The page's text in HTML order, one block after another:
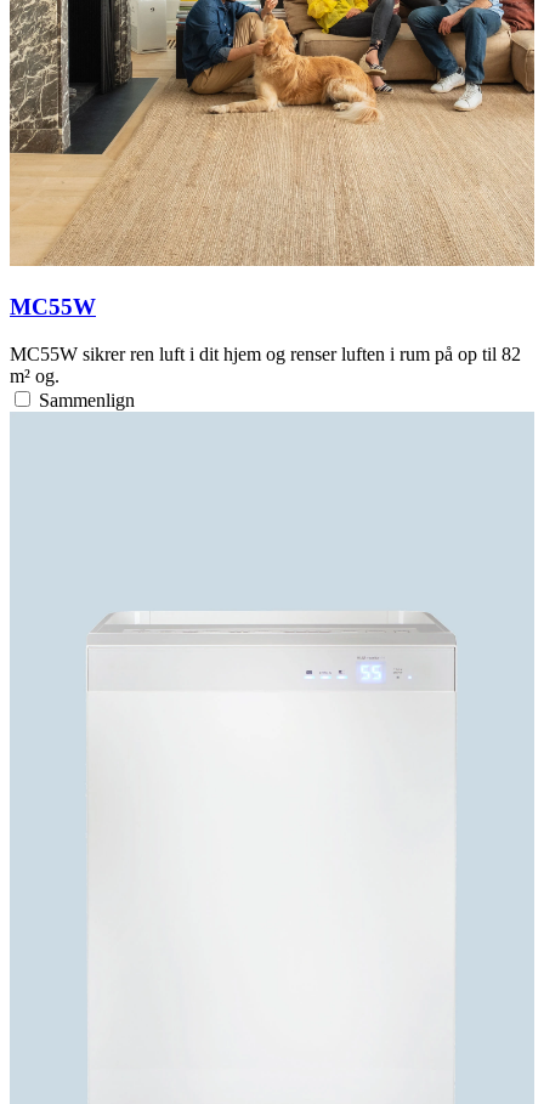
MC55W
MC55W sikrer ren luft i dit hjem og renser luften i rum på op til 82
m² og.
Sammenlign